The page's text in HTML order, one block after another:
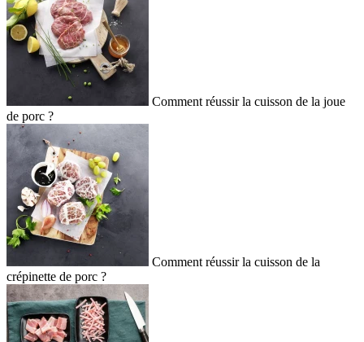
Comment réussir la cuisson de la joue
de porc ?
Comment réussir la cuisson de la
crépinette de porc ?